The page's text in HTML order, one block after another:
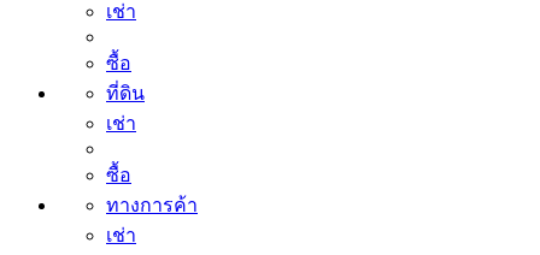
เช่า
ซื้อ
ที่ดิน
เช่า
ซื้อ
ทางการค้า
เช่า